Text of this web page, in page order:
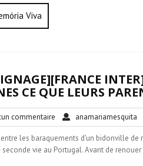
Viva
CE QUE LEURS
commentaire Aucun
commentaire
anamariamesquita
les baraquements d’un bidonville
seconde vie au Portugal. Avant de